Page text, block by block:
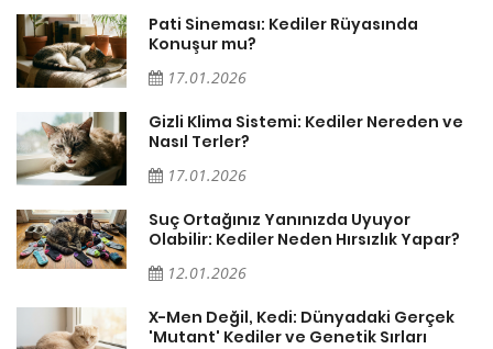
Pati Sineması: Kediler Rüyasında
Konuşur mu?
17.01.2026
Gizli Klima Sistemi: Kediler Nereden ve
Nasıl Terler?
17.01.2026
Suç Ortağınız Yanınızda Uyuyor
Olabilir: Kediler Neden Hırsızlık Yapar?
12.01.2026
X-Men Değil, Kedi: Dünyadaki Gerçek
'Mutant' Kediler ve Genetik Sırları